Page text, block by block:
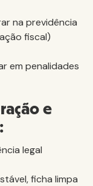
na previdência
fiscal)
em penalidades
e
legal
ficha limpa